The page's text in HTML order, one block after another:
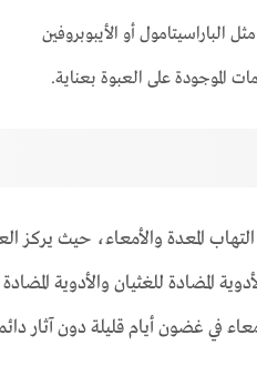
الباراسيتامول أو الأيبوبروفين
الموجودة على العبوة بعناية.
المعدة والأمعاء، حيث يركز
المضادة للغثيان والأدوية المضادة
في غضون أيام قليلة دون آثار